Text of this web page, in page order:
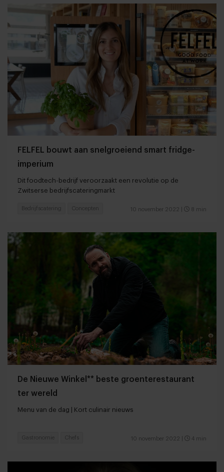
FELFEL bouwt aan snelgroeiend smart fridge-
imperium
Dit foodtech-bedrijf veroorzaakt een revolutie op de
Zwitserse bedrijfscateringmarkt
10 november 2022 8 min
Bedrijfscatering Concepten
De Nieuwe Winkel** beste groenterestaurant
ter wereld
Menu van de dag | Kort culinair nieuws
10 november 2022 4 min
Gastronomie Chefs